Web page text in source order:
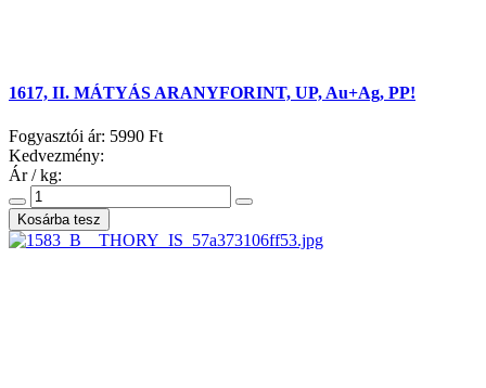
1617, II. MÁTYÁS ARANYFORINT, UP, Au+Ag, PP!
Fogyasztói ár: 5990 Ft
Kedvezmény:
Ár / kg: